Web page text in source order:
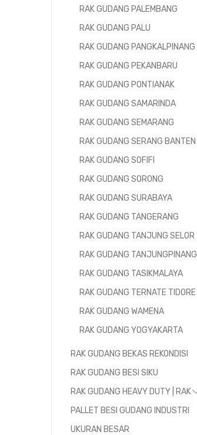
RAK GUDANG PALEMBANG
RAK GUDANG PALU
RAK GUDANG PANGKALPINANG
RAK GUDANG PEKANBARU
RAK GUDANG PONTIANAK
RAK GUDANG SAMARINDA
RAK GUDANG SEMARANG
RAK GUDANG SERANG BANTEN
RAK GUDANG SOFIFI
RAK GUDANG SORONG
RAK GUDANG SURABAYA
RAK GUDANG TANGERANG
RAK GUDANG TANJUNG SELOR
RAK GUDANG TANJUNGPINANG
RAK GUDANG TASIKMALAYA
RAK GUDANG TERNATE TIDORE
RAK GUDANG WAMENA
RAK GUDANG YOGYAKARTA
RAK GUDANG BEKAS REKONDISI
RAK GUDANG BESI SIKU
RAK GUDANG HEAVY DUTY | RAK
PALLET BESI GUDANG INDUSTRI
UKURAN BESAR